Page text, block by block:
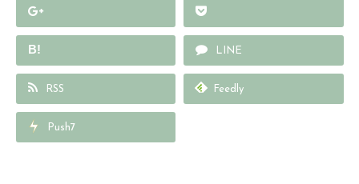
B! LINE
RSS Feedly
Push7